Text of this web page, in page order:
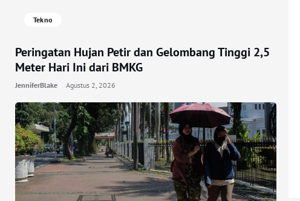
Tekno
Peringatan Hujan Petir dan Gelombang Tinggi 2,5
Meter Hari Ini dari BMKG
JenniferBlake Agustus 2, 2026